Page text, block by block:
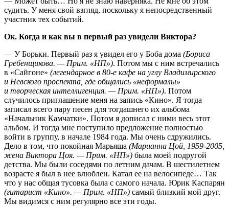
судить. У меня свой взгляд, поскольку я непосредственный
участник тех событий.
Ок. Когда и как вы в первый раз увидели Виктора?
— У Борьки. Первый раз я увидел его у Боба дома (Бориса
Гребенщикова. — Прим. «НП»). Потом мы с ним встречались
в «Сайгоне» (легендарное в 80-е кафе на углу Владимирского
и Невского проспекта, где общались «неформалы»
и творческая интеллигенция. — Прим. «НП»). Потом
случилось приглашение меня на запись «Кино». Я тогда
записал всего пару песен для тогдашнего их альбома
«Начальник Камчатки». Потом я дописал с ними весь этот
альбом. И тогда мне поступило предложение полностью
войти в группу, в начале 1984 года. Мы очень сдружились.
Дело в том, что покойная Марьяша (Марианна Цой, 1959-2005,
жена Виктора Цоя. — Прим. «НП») была моей подругой
детства. Мы были соседями по летним дачам. В шестилетнем
возрасте я был в нее влюблен. Катал ее на велосипеде… Так
что у нас общая тусовка была с самого начала. Юрик Каспарян
(гитарист «Кино». — Прим. «НП») самый близкий мой друг.
Мы видимся с ним регулярно все эти годы.